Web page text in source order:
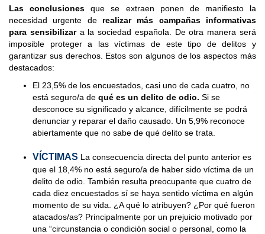
Las conclusiones que se extraen ponen de manifiesto la
necesidad urgente derealizar más campañas informativas
para sensibilizara la sociedad española. De otra manera será
imposible proteger a las víctimas de este tipo de delitos y
garantizar sus derechos. Estos son algunos de los aspectos más
destacados:
El 23,5% de los encuestados, casi uno de cada cuatro, no
está seguro/a de qué es un delito de odio. Si se
desconoce su significado y alcance, difícilmente se podrá
denunciar y reparar el daño causado. Un 5,9% reconoce
abiertamente que no sabe de qué delito se trata.
VÍCTIMAS La consecuencia directa del punto anterior es
que el 18,4% no está seguro/a de haber sido víctima de un
delito de odio. También resulta preocupante que cuatro de
cada diez encuestados sí se haya sentido víctima en algún
momento de su vida. ¿A qué lo atribuyen? ¿Por qué fueron
atacados/as? Principalmente por un prejuicio motivado por
una “circunstancia o condición social o personal, como la